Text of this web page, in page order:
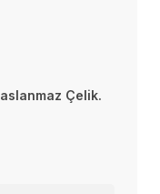
Çelik.